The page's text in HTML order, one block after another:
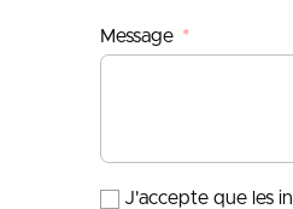
Message
J'accepte que les